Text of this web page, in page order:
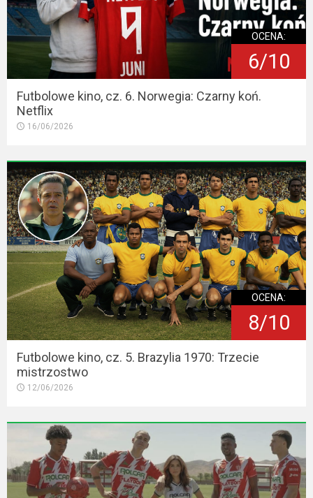
OCENA:
6/10
Futbolowe kino, cz. 6. Norwegia: Czarny koń.
Netflix
16/06/2026
OCENA:
8/10
Futbolowe kino, cz. 5. Brazylia 1970: Trzecie
mistrzostwo
12/06/2026